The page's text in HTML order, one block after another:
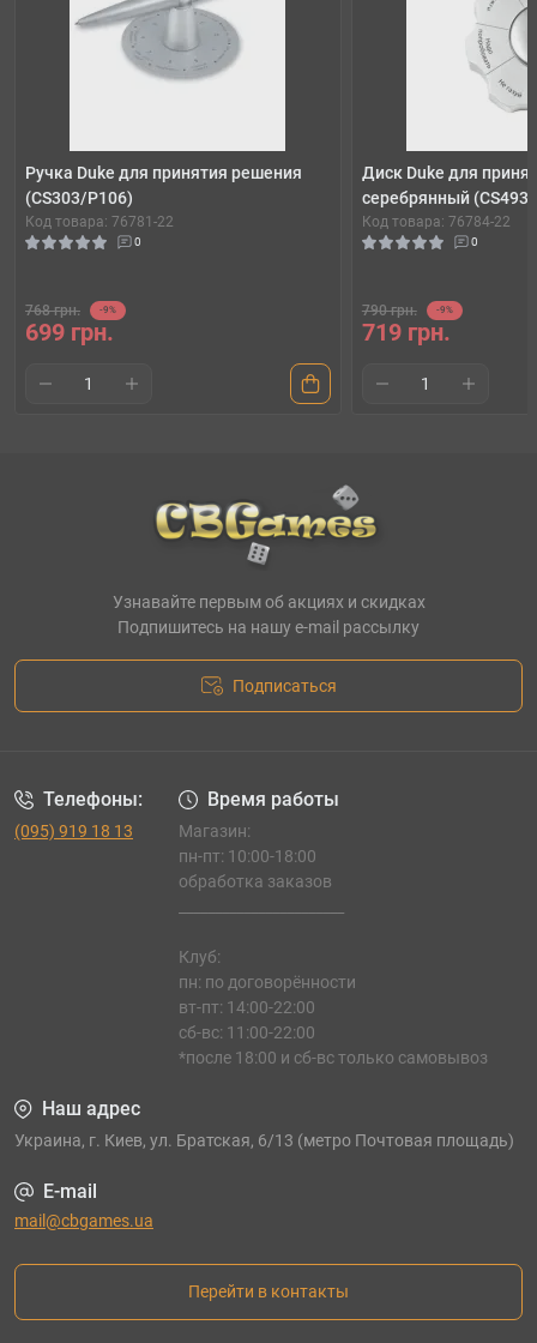
Ручка Duke для принятия решения
(CS303/P106)
Код товара: 76781-22
0
768 грн. -9%
699 грн.
Диск Duke для
серебрянный (CS493)
Код товара: 76784-22
0
790 грн. -9%
719 грн.
Узнавайте первым об акциях и скидках
Подпишитесь на нашу e-mail рассылку
Подписаться
Телефоны:
(095) 919 18 13
Время работы
Магазин:
пн-пт: 10:00-18:00
обработка заказов
Клуб:
пн: по договорённости
вт-пт: 14:00-22:00
сб-вс: 11:00-22:00
*после 18:00 и сб-вс только самовывоз
Наш адрес
Украина, г. Киев, ул. Братская, 6/13 (метро Почтовая площадь)
E-mail
mail@cbgames.ua
Перейти в контакты